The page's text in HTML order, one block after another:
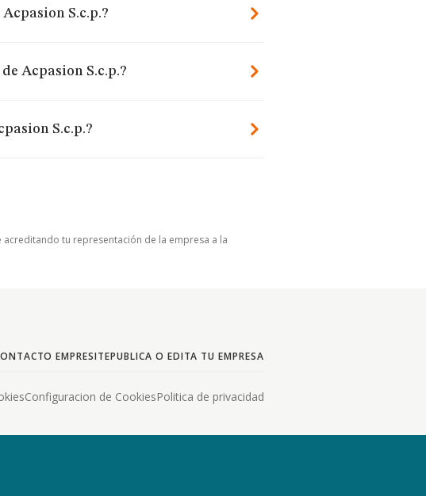
S.c.p.?
Acpasion S.c.p.?
S.c.p.?
acreditando tu representación de la empresa a la
EMPRESITEPUBLICA O EDITA TU EMPRESA
Configuracion de CookiesPolitica de privacidad